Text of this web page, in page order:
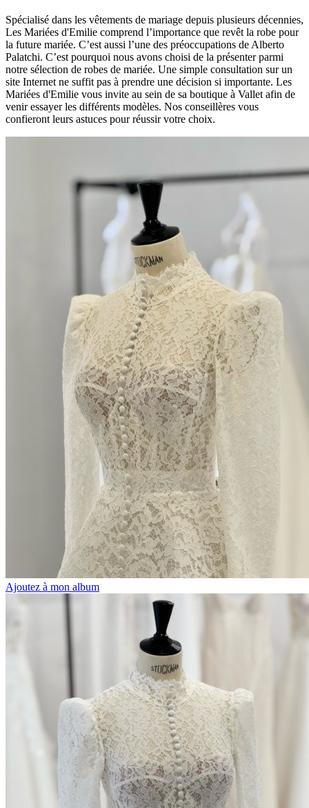
Spécialisé dans les vêtements de mariage depuis plusieurs décennies,
Les Mariées d'Emilie comprend l’importance que revêt la robe pour
la future mariée. C’est aussi l’une des préoccupations de Alberto
Palatchi. C’est pourquoi nous avons choisi de la présenter parmi
notre sélection de robes de mariée. Une simple consultation sur un
site Internet ne suffit pas à prendre une décision si importante. Les
Mariées d'Emilie vous invite au sein de sa boutique à Vallet afin de
venir essayer les différents modèles. Nos conseillères vous
confieront leurs astuces pour réussir votre choix.
Ajoutez à mon album